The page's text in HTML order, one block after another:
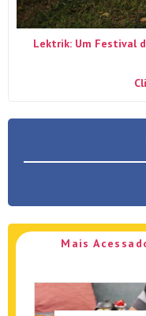
Lektrik: Um Festival
Mais